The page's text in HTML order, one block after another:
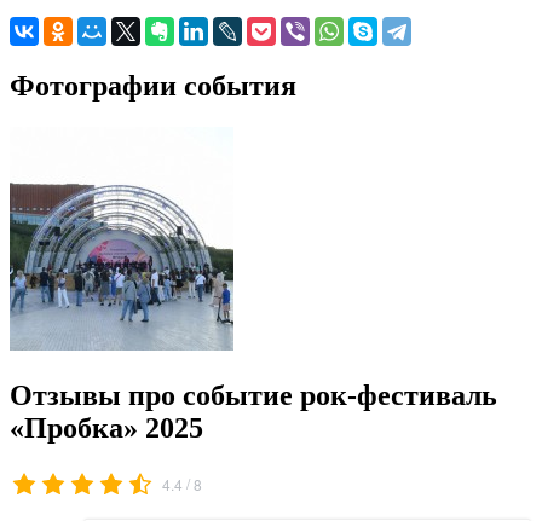
Фотографии события
Отзывы про событие рок-фестиваль
«Пробка» 2025
4.4 /8